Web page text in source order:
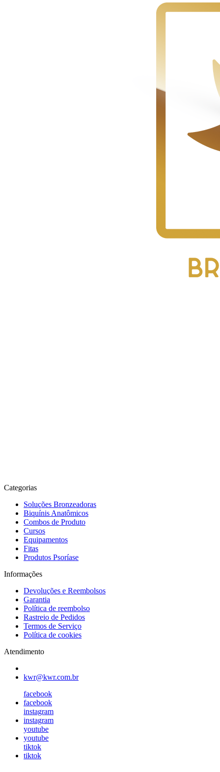
Categorias
Soluções Bronzeadoras
Biquínis Anatômicos
Combos de Produto
Cursos
Equipamentos
Fitas
Produtos Psoríase
Informações
Devoluções e Reembolsos
Garantia
Política de reembolso
Rastreio de Pedidos
Termos de Serviço
Política de cookies
Atendimento
kwr@kwr.com.br
facebook
facebook
instagram
instagram
youtube
youtube
tiktok
tiktok